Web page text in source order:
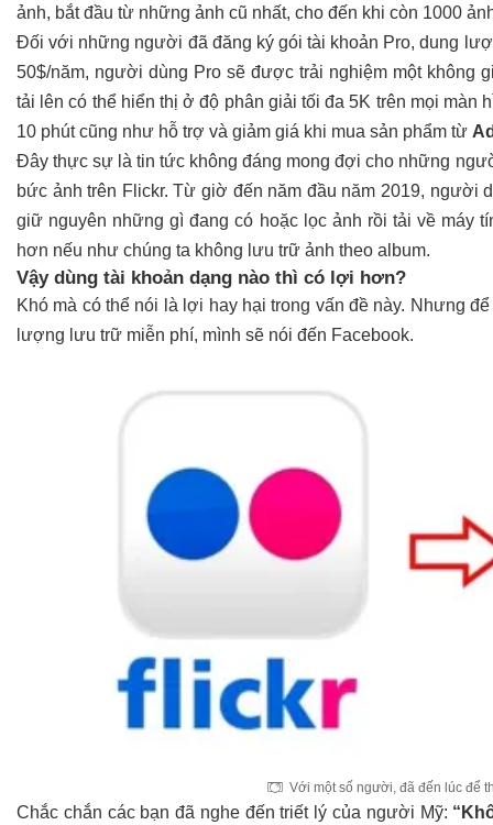
ảnh, bắt đầu từ những ảnh cũ nhất, cho đến khi còn 1000
Đối với những người đã đăng ký gói tài khoản Pro, dung
50$/năm, người dùng Pro sẽ được trải nghiệm một không
tải lên có thể hiển thị ở độ phân giải tối đa 5K trên mọi
10 phút cũng như hỗ trợ và giảm giá khi mua sản phẩm từ
Đây thực sự là tin tức không đáng mong đợi cho những
bức ảnh trên Flickr. Từ giờ đến năm đầu năm 2019, người
giữ nguyên những gì đang có hoặc lọc ảnh rồi tải về máy
hơn nếu như chúng ta không lưu trữ ảnh theo album.
Vậy dùng tài khoản dạng nào thì có lợi hơn?
Khó mà có thể nói là lợi hay hại trong vấn đề này. Nhưng
lượng lưu trữ miễn phí, mình sẽ nói đến Facebook.
Với một số người, đã đến lúc để
Chắc chắn các bạn đã nghe đến triết lý của người Mỹ: